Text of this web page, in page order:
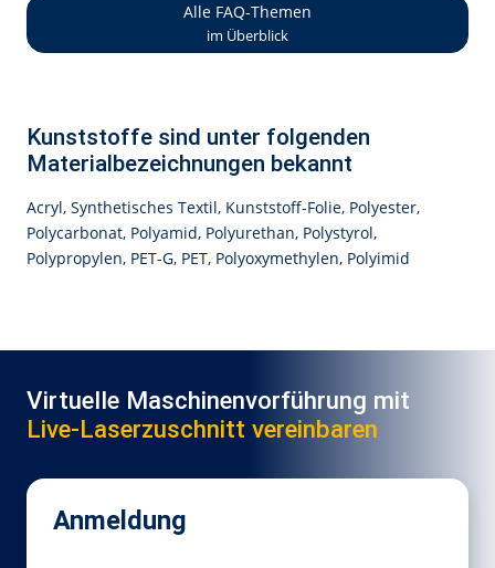
Alle FAQ-Themen
im Überblick
Kunststoffe sind unter folgenden
Materialbezeichnungen bekannt
Acryl, Synthetisches Textil, Kunststoff-Folie, Polyester,
Polycarbonat, Polyamid, Polyurethan, Polystyrol,
Polypropylen, PET-G, PET, Polyoxymethylen, Polyimid
Virtuelle Maschinenvorführung mit
Live-Laserzuschnitt vereinbaren
Anmeldung